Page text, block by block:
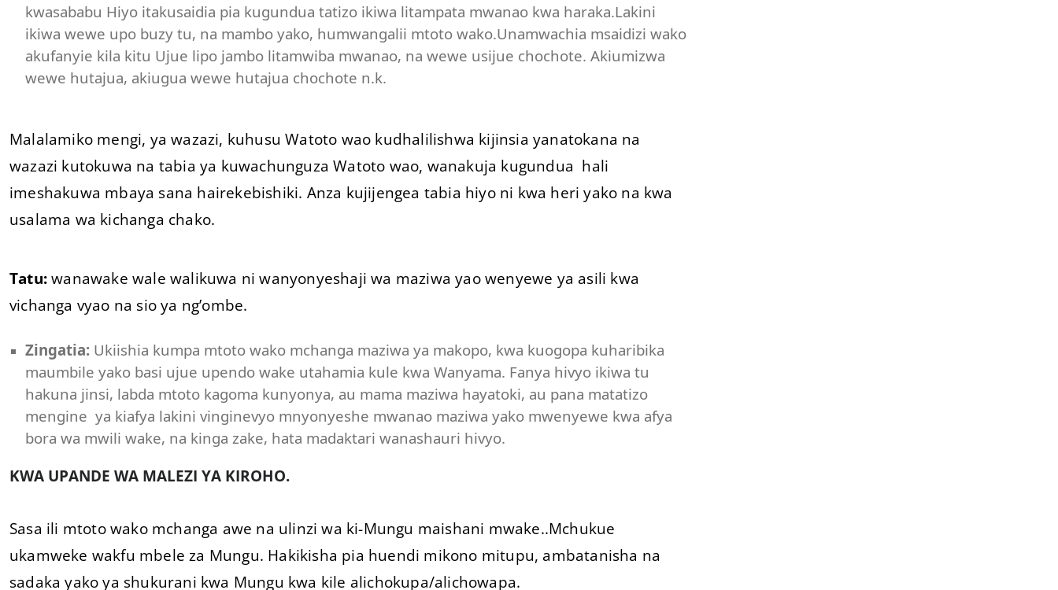
kwasababu Hiyo itakusaidia pia kugundua tatizo ikiwa litampata mwanao kwa haraka.Lakini
ikiwa wewe upo buzy tu, na mambo yako, humwangalii mtoto wako.Unamwachia msaidizi wako
akufanyie kila kitu Ujue lipo jambo litamwiba mwanao, na wewe usijue chochote. Akiumizwa
wewe hutajua, akiugua wewe hutajua chochote n.k.
Malalamiko mengi, ya wazazi, kuhusu Watoto wao kudhalilishwa kijinsia yanatokana na
wazazi kutokuwa na tabia ya kuwachunguza Watoto wao, wanakuja kugundua hali
imeshakuwa mbaya sana hairekebishiki. Anza kujijengea tabia hiyo ni kwa heri yako na kwa
usalama wa kichanga chako.
Tatu: wanawake wale walikuwa ni wanyonyeshaji wa maziwa yao wenyewe ya asili kwa
vichanga vyao na sio ya ng’ombe.
Zingatia: Ukiishia kumpa mtoto wako mchanga maziwa ya makopo, kwa kuogopa kuharibika
maumbile yako basi ujue upendo wake utahamia kule kwa Wanyama. Fanya hivyo ikiwa tu
hakuna jinsi, labda mtoto kagoma kunyonya, au mama maziwa hayatoki, au pana matatizo
mengine ya kiafya lakini vinginevyo mnyonyeshe mwanao maziwa yako mwenyewe kwa afya
bora wa mwili wake, na kinga zake, hata madaktari wanashauri hivyo.
KWA UPANDE WA MALEZI YA KIROHO.
Sasa ili mtoto wako mchanga awe na ulinzi wa ki-Mungu maishani mwake..Mchukue
ukamweke wakfu mbele za Mungu. Hakikisha pia huendi mikono mitupu, ambatanisha na
sadaka yako ya shukurani kwa Mungu kwa kile alichokupa/alichowapa.